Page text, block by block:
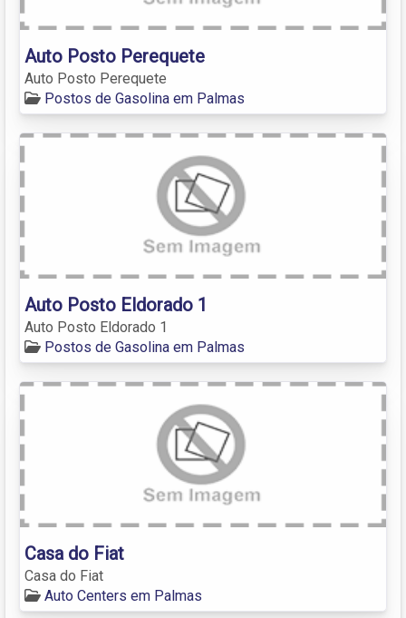
Auto Posto Perequete
Auto Posto Perequete
Postos de Gasolina em Palmas
Auto Posto Eldorado 1
Auto Posto Eldorado 1
Postos de Gasolina em Palmas
Casa do Fiat
Casa do Fiat
Auto Centers em Palmas